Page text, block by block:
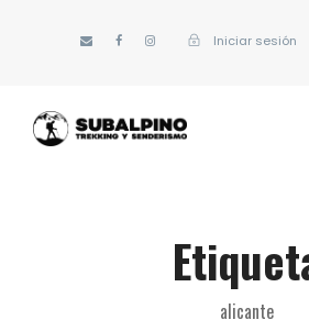
Iniciar sesión
alicante